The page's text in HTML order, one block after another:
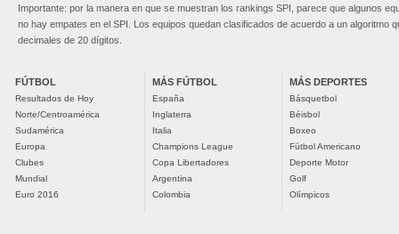
Importante: por la manera en que se muestran los rankings SPI, parece que algunos
no hay empates en el SPI. Los equipos quedan clasificados de acuerdo a un algoritmo
decimales de 20 dígitos.
FÚTBOL
Resultados de Hoy
Norte/Centroamérica
Sudamérica
Europa
Clubes
Mundial
Euro 2016
MÁS FÚTBOL
España
Inglaterra
Italia
Champions League
Copa Libertadores
Argentina
Colombia
MÁS DEPORTES
Básquetbol
Béisbol
Boxeo
Fútbol Americano
Deporte Motor
Golf
Olímpicos